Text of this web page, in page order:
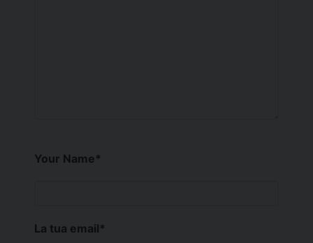
Your Name*
La tua email*